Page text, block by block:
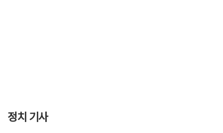
정치 기사